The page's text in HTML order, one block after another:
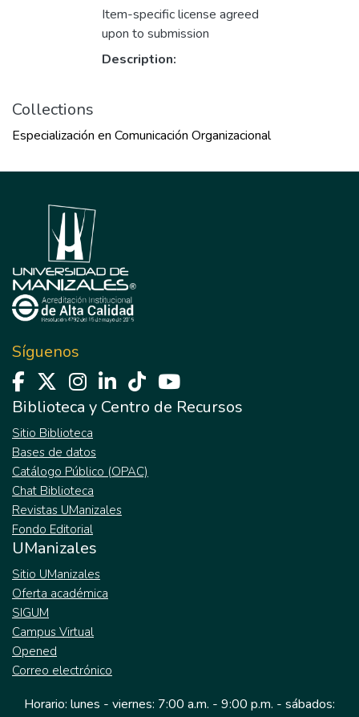
Item-specific license agreed
upon to submission
Description:
Collections
Especialización en Comunicación Organizacional
Síguenos
Biblioteca y Centro de Recursos
Sitio Biblioteca
Bases de datos
Catálogo Público (OPAC)
Chat Biblioteca
Revistas UManizales
Fondo Editorial
UManizales
Sitio UManizales
Oferta académica
SIGUM
Campus Virtual
Opened
Correo electrónico
Horario: lunes - viernes: 7:00 a.m. - 9:00 p.m. - sábados: